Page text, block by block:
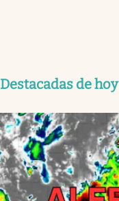
Destacadas de hoy